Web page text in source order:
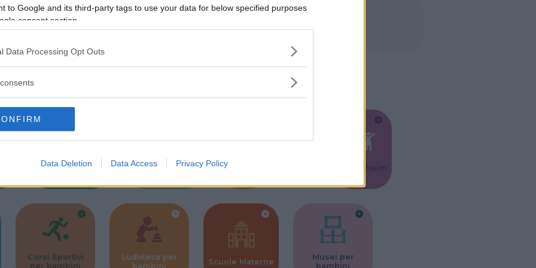
to Google and its third-party tags to use your data for below specified purposes
consent section.
Data Processing Opt Outs
Data Deletion Data Access Privacy Policy
Corsi di Lingua
Laboratori
Asili Nido Kinderheim
Corsi Sportivi
per bambini
Ludoteca per
bambini
Scuole Materne
Musei per
bambini